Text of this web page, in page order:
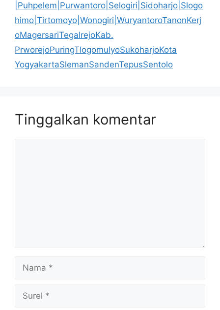
|Puhpelem|Purwantoro|Selogiri|Sidoharjo|Slogo
himo|Tirtomoyo|Wonogiri|WuryantoroTanonKerj
oMagersariTegalrejoKab.
PrworejoPuringTlogomulyoSukoharjoKota
YogyakartaSlemanSandenTepusSentolo
Tinggalkan komentar
Nama
Surel